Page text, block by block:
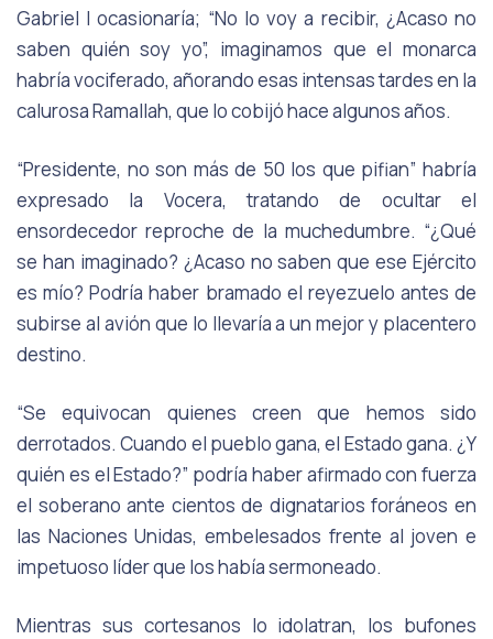
Gabriel I ocasionaría; “No lo voy a recibir, ¿Acaso no
saben quién soy yo”, imaginamos que el monarca
habría vociferado, añorando esas intensas tardes en la
calurosa Ramallah, que lo cobijó hace algunos años.
“Presidente, no son más de 50 los que pifian” habría
expresado la Vocera, tratando de ocultar el
ensordecedor reproche de la muchedumbre. “¿Qué
se han imaginado? ¿Acaso no saben que ese Ejército
es mío?Podría haber bramado el reyezuelo antes de
subirse al avión que lo llevaría a un mejor y placentero
destino.
“Se equivocan quienes creen que hemos sido
derrotados. Cuando el pueblo gana, el Estado gana. ¿Y
quién es el Estado?” podría haber afirmado con fuerza
el soberano ante cientos de dignatarios foráneos en
las Naciones Unidas, embelesados frente al joven e
impetuoso líder que los había sermoneado.
Mientras sus cortesanos lo idolatran, los bufones